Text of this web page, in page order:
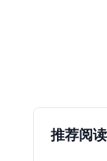
推荐阅读